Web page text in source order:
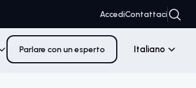
AccediContattaci
Parlare con un esperto Italiano